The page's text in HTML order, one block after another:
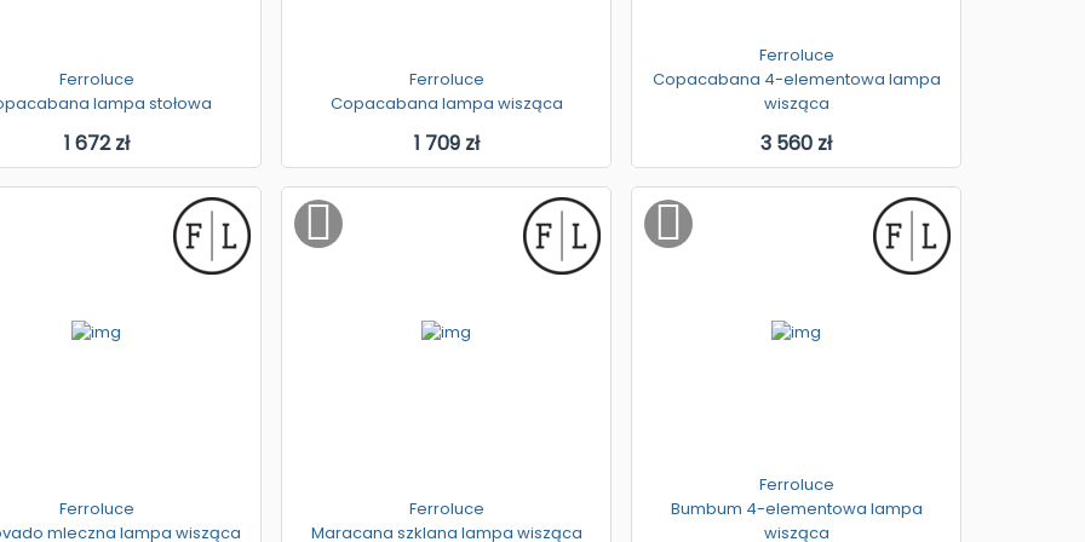
Ferroluce
lampa stołowa
1 672 zł
Ferroluce
Copacabana lampa wisząca
1 709 zł
Ferroluce
Copacabana 4-elementowa lampa
wisząca
3 560 zł
Ferroluce
mleczna lampa wisząca
Ferroluce
Maracana szklana lampa wisząca
Ferroluce
Bumbum 4-elementowa lampa
wisząca